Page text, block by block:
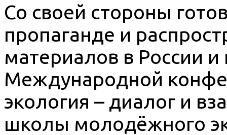
Со своей стороны
пропаганде и
материалов в России
Международной
экология – диалог и
школы молодёжного